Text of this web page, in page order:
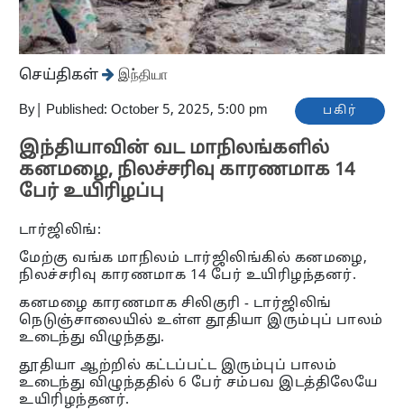
செய்திகள் இந்தியா
By Published: October 5, 2025, 5:00 pm பகிர்
இந்தியாவின் வட மாநிலங்களில்
கனமழை, நிலச்சரிவு காரணமாக 14
பேர் உயிரிழப்பு
டார்ஜிலிங்:
மேற்கு வங்க மாநிலம் டார்ஜிலிங்கில் கனமழை,
நிலச்சரிவு காரணமாக 14 பேர் உயிரிழந்தனர்.
கனமழை காரணமாக சிலிகுரி - டார்ஜிலிங்
நெடுஞ்சாலையில் உள்ள தூதியா இரும்புப் பாலம்
உடைந்து விழுந்தது.
தூதியா ஆற்றில் கட்டப்பட்ட இரும்புப் பாலம்
உடைந்து விழுந்ததில் 6 பேர் சம்பவ இடத்திலேயே
உயிரிழந்தனர்.